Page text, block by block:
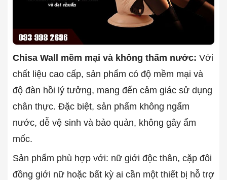
Chisa Wall mềm mại và không thấm nước: Với
chất liệu cao cấp, sản phẩm có độ mềm mại và
độ đàn hồi lý tưởng, mang đến cảm giác sử dụng
chân thực. Đặc biệt, sản phẩm không ngấm
nước, dễ vệ sinh và bảo quản, không gây ẩm
mốc.
Sản phẩm phù hợp với: nữ giới độc thân, cặp đôi
đồng giới nữ hoặc bất kỳ ai cần một thiết bị hỗ trợ